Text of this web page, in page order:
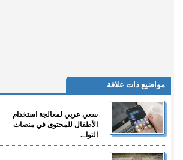
مواضيع ذات علاقة
سعي عربي لمعالجة استخدام
الأطفال للمحتوى في منصات
التوا...